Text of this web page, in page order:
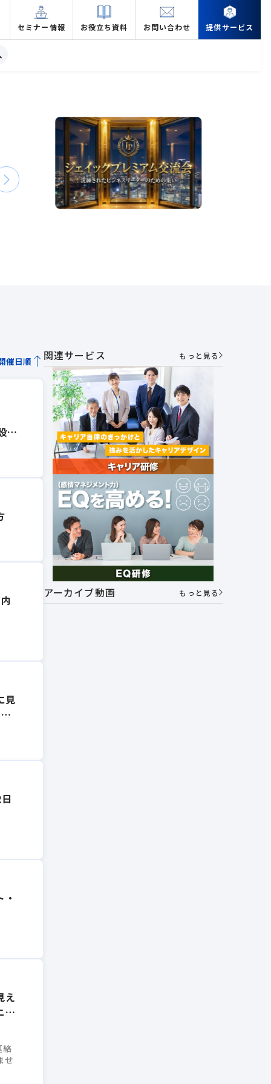
セミナー情報 お役立ち資料 お問い合わせ 提供サービス
催日順
見
え
ン
絡
せ
関連サービス もっと見る
アーカイブ動画 もっと見る